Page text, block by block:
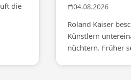
die
04.08.2026
Roland Kaiser
Künstlern
nüchtern. Früher